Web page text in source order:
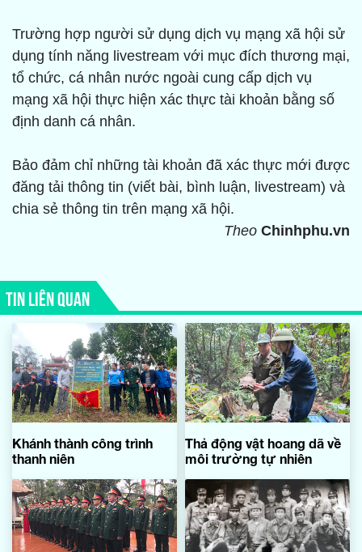
Trường hợp người sử dụng dịch vụ mạng xã hội sử
dụng tính năng livestream với mục đích thương mại,
tổ chức, cá nhân nước ngoài cung cấp dịch vụ
mạng xã hội thực hiện xác thực tài khoản bằng số
định danh cá nhân.
Bảo đảm chỉ những tài khoản đã xác thực mới được
đăng tải thông tin (viết bài, bình luận, livestream) và
chia sẻ thông tin trên mạng xã hội.
Theo Chinhphu.vn
TIN LIÊN QUAN
Khánh thành công trình
thanh niên
Thả động vật hoang dã về
môi trường tự nhiên